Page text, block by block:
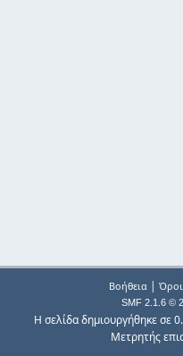
Βοήθεια|
SMF 2.1.6 ©
Η σελίδα δημιουργήθηκε σε
Μετρητής